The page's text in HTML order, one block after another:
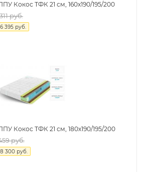
Кокос ТФК 21 см, 160х190/195/200
руб.
395руб.
Кокос ТФК 21 см, 180х190/195/200
руб.
300руб.